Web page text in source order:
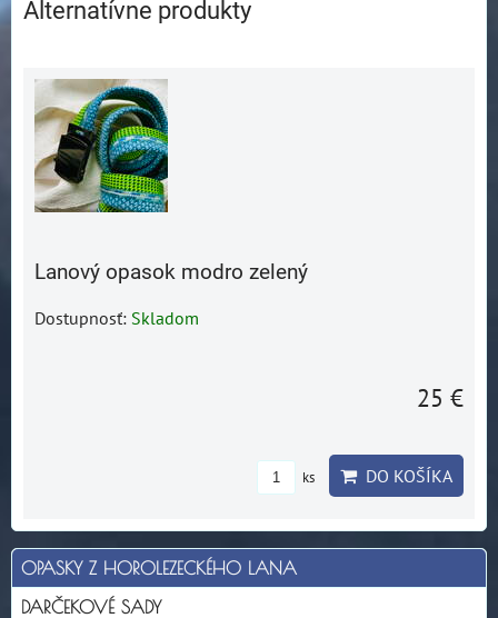
Alternatívne produkty
Lanový opasok modro zelený
Dostupnosť: Skladom
25 €
ks DO KOŠÍKA
OPASKY Z HOROLEZECKÉHO LANA
DARČEKOVÉ SADY